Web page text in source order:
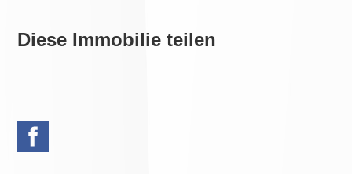
Diese Immobilie teilen